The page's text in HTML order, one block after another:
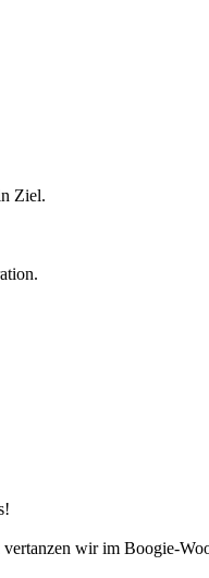
Ziel.
wir im Boogie-